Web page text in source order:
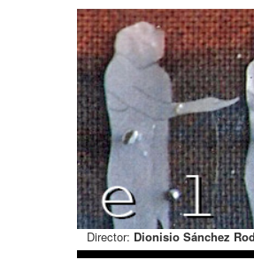
Director: Dionisio Sánchez